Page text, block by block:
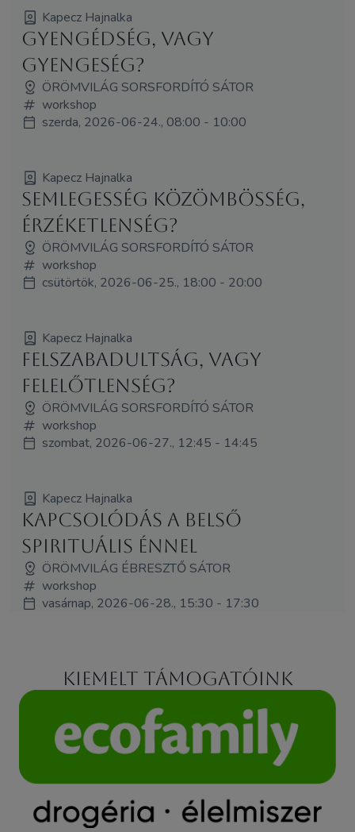
Kapecz Hajnalka
Gyengédség, vagy
gyengeség?
ÖRÖMVILÁG SORSFORDÍTÓ SÁTOR
workshop
szerda, 2026-06-24., 08:00 - 10:00
Kapecz Hajnalka
Semlegesség közömbösség,
érzéketlenség?
ÖRÖMVILÁG SORSFORDÍTÓ SÁTOR
workshop
csütörtök, 2026-06-25., 18:00 - 20:00
Kapecz Hajnalka
Felszabadultság, vagy
felelőtlenség?
ÖRÖMVILÁG SORSFORDÍTÓ SÁTOR
workshop
szombat, 2026-06-27., 12:45 - 14:45
Kapecz Hajnalka
Kapcsolódás a belső
spirituális énnel
ÖRÖMVILÁG ÉBRESZTŐ SÁTOR
workshop
vasárnap, 2026-06-28., 15:30 - 17:30
Kiemelt támogatóink